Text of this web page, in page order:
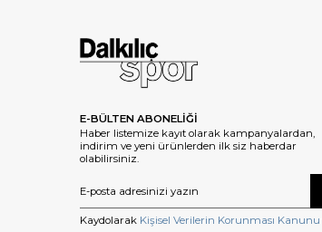
E-BÜLTEN ABONELİĞİ
Haber listemize kayıt olarak kampanyalardan,
indirim ve yeni ürünlerden ilk siz haberdar
olabilirsiniz.
Kaydolarak Kişisel Verilerin Korunması Kanunu